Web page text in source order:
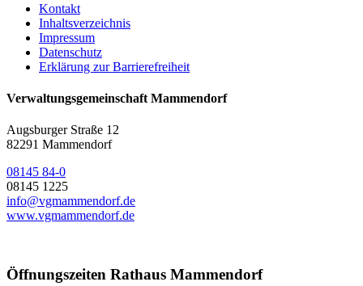
Kontakt
Inhaltsverzeichnis
Impressum
Datenschutz
Erklärung zur Barrierefreiheit
Verwaltungsgemeinschaft Mammendorf
Augsburger Straße 12
82291 Mammendorf
08145 84-0
08145 1225
info@vgmammendorf.de
www.vgmammendorf.de
Öffnungszeiten Rathaus Mammendorf